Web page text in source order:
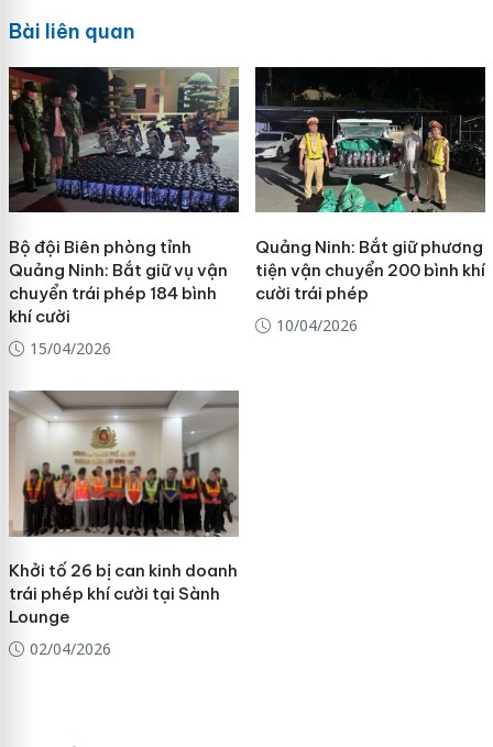
Bài liên quan
Bộ đội Biên phòng tỉnh
Quảng Ninh: Bắt giữ vụ vận
chuyển trái phép 184 bình
khí cười
15/04/2026
Quảng Ninh: Bắt giữ phương
tiện vận chuyển 200 bình khí
cười trái phép
10/04/2026
Khởi tố 26 bị can kinh doanh
trái phép khí cười tại Sành
Lounge
02/04/2026